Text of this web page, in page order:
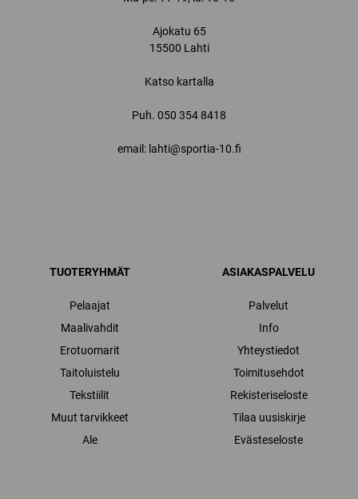
Ajokatu 65
15500 Lahti
Katso kartalla
Puh. 050 354 8418
email: lahti@sportia-10.fi
TUOTERYHMÄT
Pelaajat
Maalivahdit
Erotuomarit
Taitoluistelu
Tekstiilit
Muut tarvikkeet
Ale
ASIAKASPALVELU
Palvelut
Info
Yhteystiedot
Toimitusehdot
Rekisteriseloste
Tilaa uusiskirje
Evästeseloste